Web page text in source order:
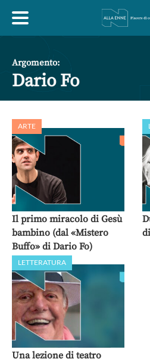
ARTE ECONOMIA
LETTERATURA MONDO
POLITICA SCIENZE
Argomento:
Dario Fo
ARTE
Il primo miracolo di Gesù
bambino (dal «Mistero
Buffo» di Dario Fo)
LETTERATURA
Una lezione di teatro